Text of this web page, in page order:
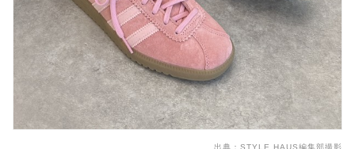
出典： STYLE HAUS編集部撮影